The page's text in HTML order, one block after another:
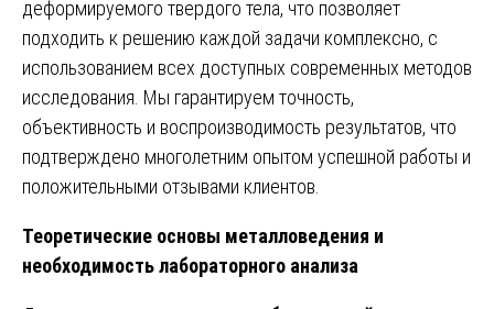
деформируемого твердого тела, что позволяет
подходить к решению каждой задачи комплексно, с
использованием всех доступных современных методов
исследования. Мы гарантируем точность,
объективность и воспроизводимость результатов, что
подтверждено многолетним опытом успешной работы и
положительными отзывами клиентов.
Теоретические основы металловедения и
необходимость лабораторного анализа